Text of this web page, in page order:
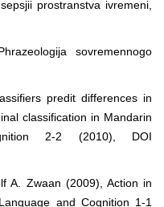
prostranstva ivremeni,
sovremennogo
predit differences in
classification in Mandarin
2-2 (2010), DOI
Zwaan (2009), Action in
and Cognition 1-1